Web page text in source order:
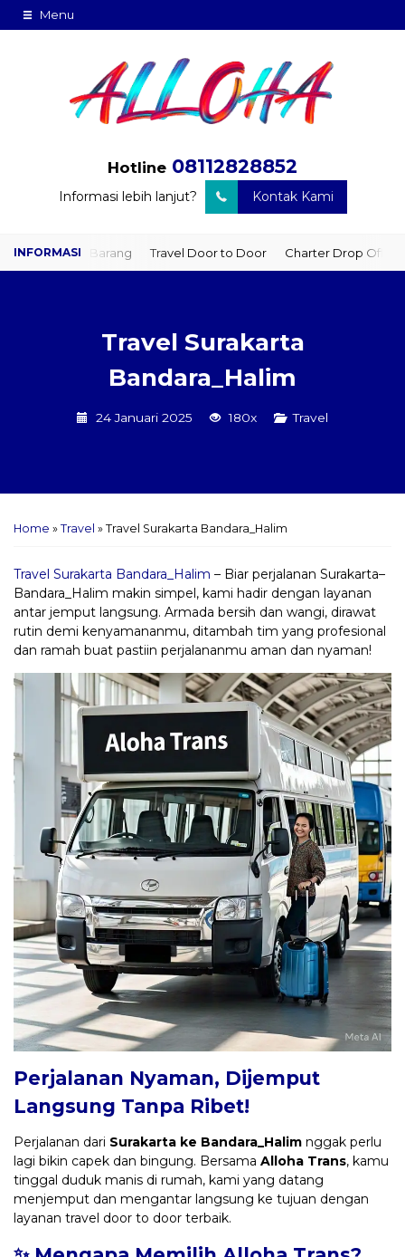
Menu
Hotline 08112828852
Informasi lebih lanjut? Kontak Kami
Barang Travel Door to Door Charter Drop Off Sewa
Travel Surakarta
Bandara_Halim
24 Januari 2025 180x Travel
Home » Travel » Travel Surakarta Bandara_Halim
Travel Surakarta Bandara_Halim – Biar perjalanan Surakarta–
Bandara_Halim makin simpel, kami hadir dengan layanan
antar jemput langsung. Armada bersih dan wangi, dirawat
rutin demi kenyamananmu, ditambah tim yang profesional
dan ramah buat pastiin perjalananmu aman dan nyaman!
Perjalanan Nyaman, Dijemput
Langsung Tanpa Ribet!
Perjalanan dari Surakarta ke Bandara_Halim nggak perlu
lagi bikin capek dan bingung. Bersama Alloha Trans, kamu
tinggal duduk manis di rumah, kami yang datang
menjemput dan mengantar langsung ke tujuan dengan
layanan travel door to door terbaik.